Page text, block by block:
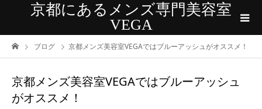
京都にあるメンズ専門美容室
VEGA
ブログ 京都メンズ美容室VEGAではブルーアッシュがオススメ！
京都メンズ美容室VEGAではブルーアッシュ
がオススメ！